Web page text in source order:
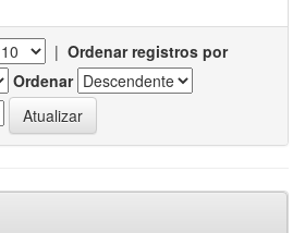
| Ordenar registros por
Ordenar